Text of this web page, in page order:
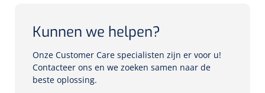
Echo
Spleetlampen
Opties
Kunnen we helpen?
Onze Customer Care specialisten zijn er voor u!
Contacteer ons en we zoeken samen naar de
beste oplossing.